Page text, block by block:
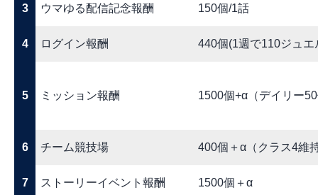
3 ウマゆる配信記念報酬 150個/1話
4 ログイン報酬 440個(1週で110ジュエ
5 ミッション報酬 1500個+α（デイリー
6 チーム競技場 400個＋α（クラス4維
7 ストーリーイベント報酬 1500個＋α